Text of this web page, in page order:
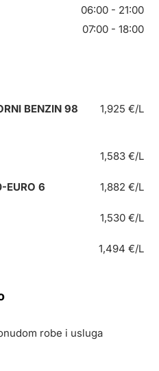
06:00 - 21:00
07:00 - 18:00
BENZIN 98
1,925 €/L
1,583 €/L
EURO 6 1,882 €/L
1,530 €/L
1,494 €/L
robe i usluga